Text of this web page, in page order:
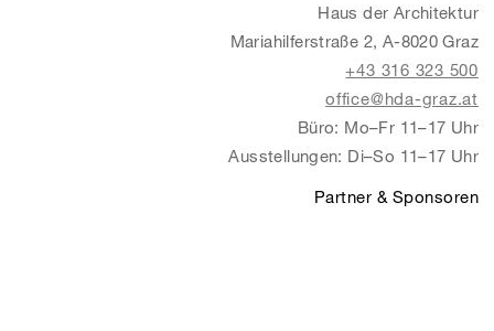
Haus der Architektur
Mariahilferstraße 2, A-8020 Graz
+43 316 323 500
office@hda-graz.at
Büro: Mo–Fr 11–17 Uhr
Ausstellungen: Di–So 11–17 Uhr
Partner & Sponsoren